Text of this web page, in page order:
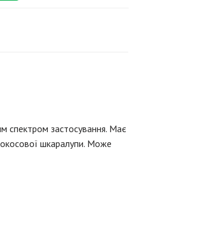
спектром застосування. Має
шкаралупи. Може